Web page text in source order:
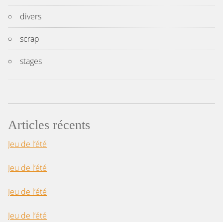
divers
scrap
stages
Articles récents
Jeu de l’été
Jeu de l’été
Jeu de l’été
Jeu de l’été